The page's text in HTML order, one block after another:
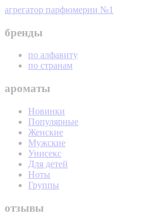
агрегатор парфюмерии №1
бренды
по алфавиту
по странам
ароматы
Новинки
Популярные
Женские
Мужские
Унисекс
Для детей
Ноты
Группы
отзывы